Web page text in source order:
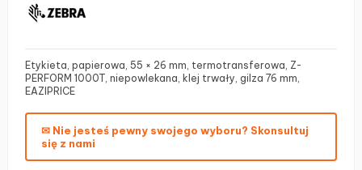
Etykieta, papierowa, 55 × 26 mm, termotransferowa, Z-
PERFORM 1000T, niepowlekana, klej trwały, gilza 76 mm,
EAZIPRICE
✉ Nie jesteś pewny swojego wyboru? Skonsultuj
się z nami